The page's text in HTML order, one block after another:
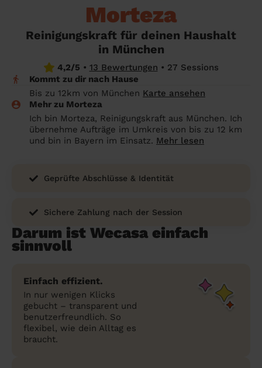
Morteza
Reinigungskraft für deinen Haushalt
in München
4,2/5 • 13 Bewertungen • 27 Sessions
Kommt zu dir nach Hause
Bis zu 12km von München Karte ansehen
Mehr zu Morteza
Ich bin Morteza, Reinigungskraft aus München. Ich
übernehme Aufträge im Umkreis von bis zu 12 km
und bin in Bayern im Einsatz. Mehr lesen
Geprüfte Abschlüsse & Identität
Sichere Zahlung nach der Session
Darum ist Wecasa einfach
sinnvoll
Einfach effizient.
In nur wenigen Klicks
gebucht – transparent und
benutzerfreundlich. So
flexibel, wie dein Alltag es
braucht.
Überall in Deutschland
Städte
Wuppertal
Oberhausen
Hagen
Hamm
Die Regionen
Unsere Artikel haushaltshilfe
Endreinigung Ferienwohnung: Was du
wissen solltest
Haushaltshilfe anmelden: Lohnt es sich?
Putzfrau Stundenlohn 2026: Was kostet
eine Reinigungskraft wirklich?
Was verdient eine Putzfrau schwarz -
Kosten, Risiken und warum sich legale